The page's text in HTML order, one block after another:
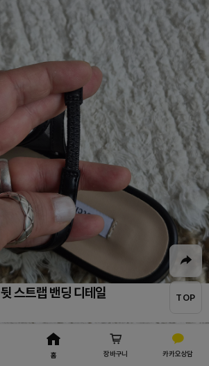
뒷 스트랩 밴딩 디테일 TOP
홈 장바구니 카카오상담